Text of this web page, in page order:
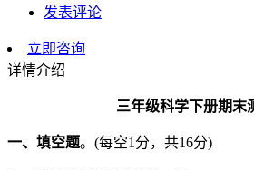
发表评论
立即咨询
详情介绍
三年级科学下册期末
一、填空题。(每空1分，共16分)